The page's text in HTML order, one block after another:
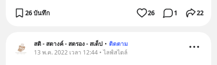
26 บันทึก 26 1 22
สติ - สตางค์ - สตรอง - สเต็ป • ติดตาม
13 พ.ค. 2022 เวลา 12:44 • ไลฟ์สไตล์